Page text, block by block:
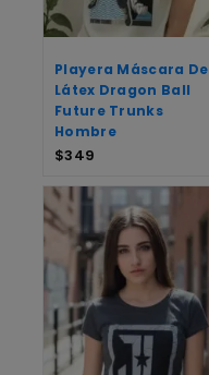
Playera Máscara De
Látex Dragon Ball
Future Trunks
Hombre
$349